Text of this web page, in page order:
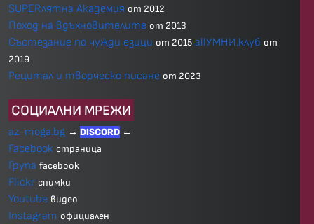
SUPERлятна Академия от 2012
Поход на вдъхновителите от 2013
Състезание по чужди езици от 2015 allУМНИ.клуб от
2019
Рецитал и творческо писане от 2023
СОЦИАЛНИ МРЕЖИ
az-moga.bg → DISCORD ←
Facebook страница
Група facebook
Flickr снимки
Youtube видео
Instagram официален